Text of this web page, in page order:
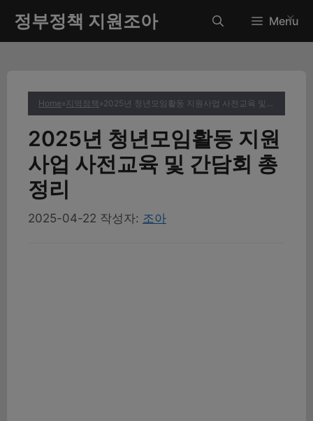
츠
정부정책 지원조아 Menu
Home»지역정책 » 2025년 청년모임활동 지원사업 사전교육 및 간담회 총정리
2025년 청년모임활동 지원
사업 사전교육 및 간담회 총
정리
2025-04-22 작성자: 조아
✕